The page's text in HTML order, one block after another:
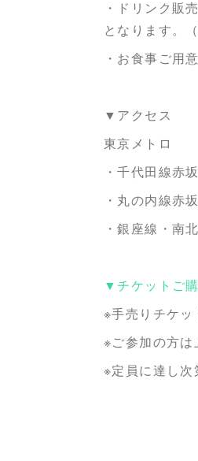
・ドリンク販
となります。
・お食事ご用
▼アクセス
東京メトロ
・千代田線赤
・丸の内線赤
・銀座線・南
▼チケットご
※手売りチケッ
※ご参加の方は
※定員に達し次